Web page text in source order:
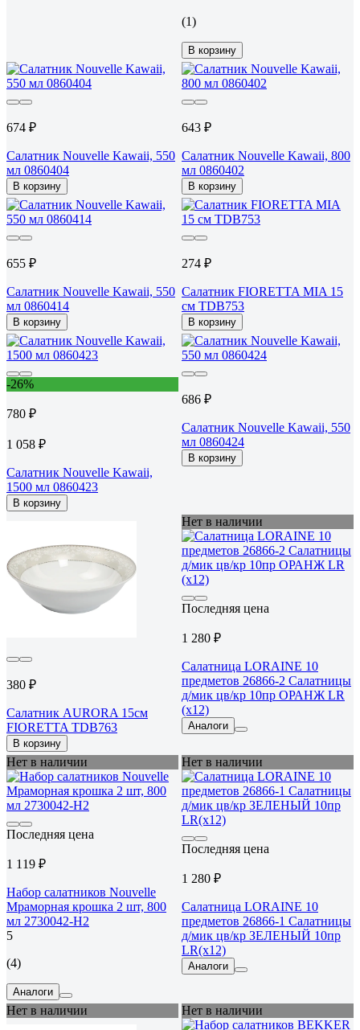
(1)
В корзину
674 ₽
Салатник Nouvelle Kawaii, 550
мл 0860404
В корзину
643 ₽
Салатник Nouvelle Kawaii, 800
мл 0860402
В корзину
655 ₽
Салатник Nouvelle Kawaii, 550
мл 0860414
В корзину
274 ₽
Салатник FIORETTA MIA 15
см TDB753
В корзину
-26%
780 ₽
1 058 ₽
Салатник Nouvelle Kawaii,
1500 мл 0860423
В корзину
686 ₽
Салатник Nouvelle Kawaii, 550
мл 0860424
В корзину
380 ₽
Салатник AURORA 15см
FIORETTA TDB763
В корзину
Нет в наличии
Последняя цена
1 280 ₽
Салатница LORAINE 10
предметов 26866-2 Салатницы
д/мик цв/кр 10пр ОРАНЖ LR
(х12)
Аналоги
Нет в наличии
Последняя цена
1 119 ₽
Набор салатников Nouvelle
Мраморная крошка 2 шт, 800
мл 2730042-Н2
5
(4)
Аналоги
Нет в наличии
Последняя цена
1 280 ₽
Салатница LORAINE 10
предметов 26866-1 Салатницы
д/мик цв/кр ЗЕЛЕНЫЙ 10пр
LR(х12)
Аналоги
Нет в наличии Нет в наличии